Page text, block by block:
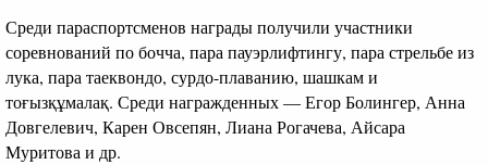
Среди параспортсменов награды получили участники
соревнований по бочча, пара пауэрлифтингу, пара стрельбе из
лука, пара таеквондо, сурдо-плаванию, шашкам и
тоғызқұмалақ. Среди награжденных — Егор Болингер, Анна
Довгелевич, Карен Овсепян, Лиана Рогачева, Айсара
Муритова и др.